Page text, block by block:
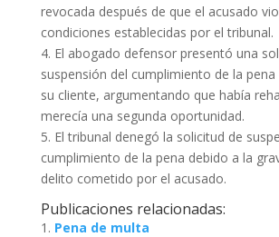
revocada después de que el acusado
condiciones establecidas por el tribunal.
4. El abogado defensor presentó una
suspensión del cumplimiento de la
su cliente, argumentando que había
merecía una segunda oportunidad.
5. El tribunal denegó la solicitud de
cumplimiento de la pena debido a la
delito cometido por el acusado.
Publicaciones relacionadas:
Pena de multa